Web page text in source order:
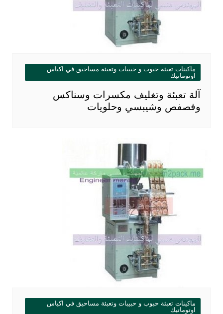
ماكينات تعبئة حبوب و حبيبات وتعبئة مساحيق في اكياس
اوتوماتيك
آلة تعبئة وتغليف مكسرات وسناكس
وفصفص وشيبسي وحلويات
ماكينات تعبئة حبوب و حبيبات وتعبئة مساحيق في اكياس
اوتوماتيك